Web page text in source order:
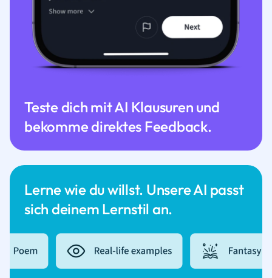
Lerne wie du willst. Unsere AI passt
sich deinem Lernstil an.
Teste dich mit AI Klausuren und
bekomme direktes Feedback.